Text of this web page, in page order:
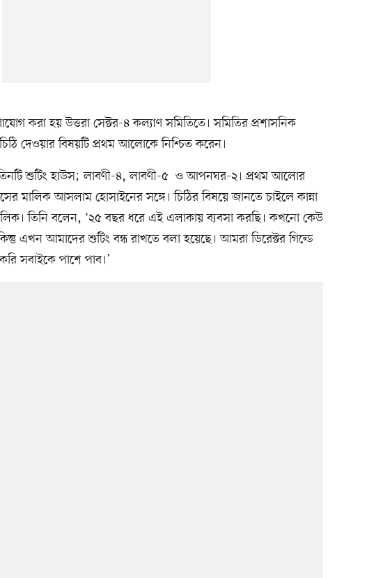
করা হয় উত্তরা সেক্টর-৪ কল্যাণ সমিতিতে। সমিতির প্রশাসনিক
দেওয়ার বিষয়টি প্রথম আলোকে নিশ্চিত করেন।
তিনটি শুটিং হাউস; লাবণী-৪, লাবণী-৫ ও আপনঘর-২। প্রথম আলোর
মালিক আসলাম হোসাইনের সঙ্গে। চিঠির বিষয়ে জানতে চাইলে কান্না
তিনি বলেন, ‘২৫ বছর ধরে এই এলাকায় ব্যবসা করছি। কখনো কেউ
এখন আমাদের শুটিং বন্ধ রাখতে বলা হয়েছে। আমরা ডিরেক্টর গিল্ডে
সবাইকে পাশে পাব।’